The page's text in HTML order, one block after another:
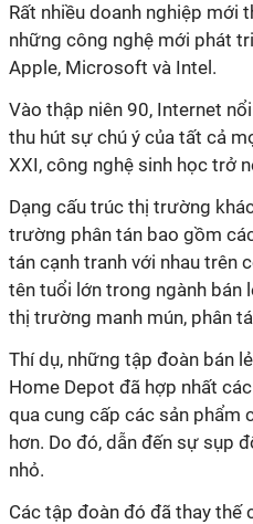
Rất nhiều doanh nghiệp mới
những công nghệ mới phát
Apple, Microsoft và Intel.
Vào thập niên 90, Internet
thu hút sự chú ý của tất cả
XXI, công nghệ sinh học trở
Dạng cấu trúc thị trường
trường phân tán bao gồm
tán cạnh tranh với nhau trên
tên tuổi lớn trong ngành bán
thị trường manh mún, phân
Thí dụ, những tập đoàn bán
Home Depot đã hợp nhất
qua cung cấp các sản phẩm
hơn. Do đó, dẫn đến sự sụp
nhỏ.
Các tập đoàn đó đã thay thế